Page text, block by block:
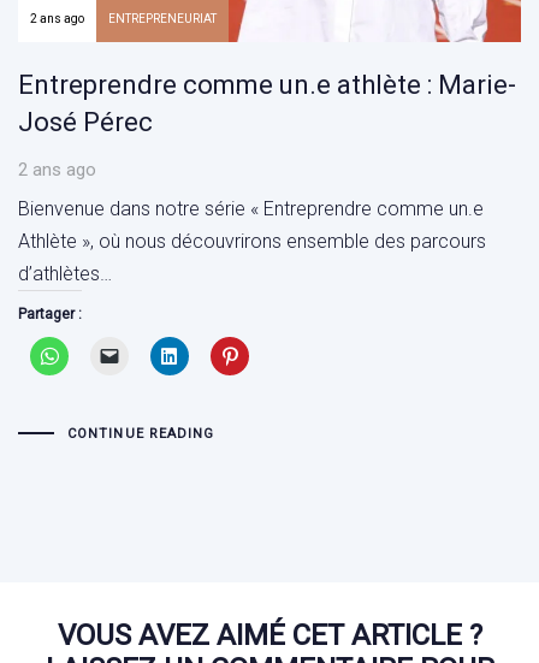
2 ans ago ENTREPRENEURIAT
Entreprendre comme un.e athlète : Marie-
José Pérec
2 ans ago
Bienvenue dans notre série « Entreprendre comme un.e
Athlète », où nous découvrirons ensemble des parcours
d’athlètes…
Partager :
CONTINUE READING
VOUS AVEZ AIMÉ CET ARTICLE ?